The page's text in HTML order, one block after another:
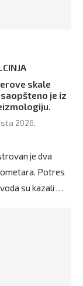
skale
je iz
2026,
je dva
Potres
su kazali …